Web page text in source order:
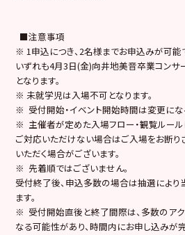
■注意事項
※ 1申込につき、2名様までお申込みが可能
いずれも4月3日(金)向井地美音卒業コンサ
となります。
※ 未就学児は入場不可となります。
※ 受付開始・イベント開始時間は変更にな
※ 主催者が定めた入場フロー・観覧ルール
ご対応いただけない場合はご入場をお断り
いただく場合がございます。
※ 先着順ではございません。
受付終了後、申込多数の場合は抽選により
ます。
※ 受付開始直後と終了間際は、多数のア
なる可能性があり、時間内にお申し込みが